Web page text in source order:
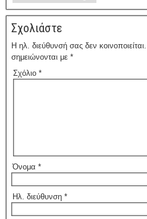
Σχολιάστε
Η ηλ. διεύθυνσή σας δεν κοινοποιείται.
σημειώνονται με *
Σχόλιο *
Όνομα *
Ηλ. διεύθυνση *